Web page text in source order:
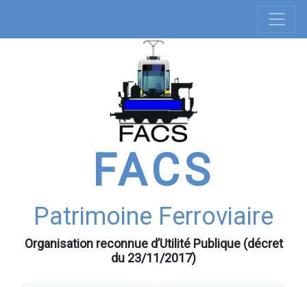
contenu
FACS
Patrimoine Ferroviaire
Organisation reconnue d’Utilité Publique (décret
du 23/11/2017)
principale